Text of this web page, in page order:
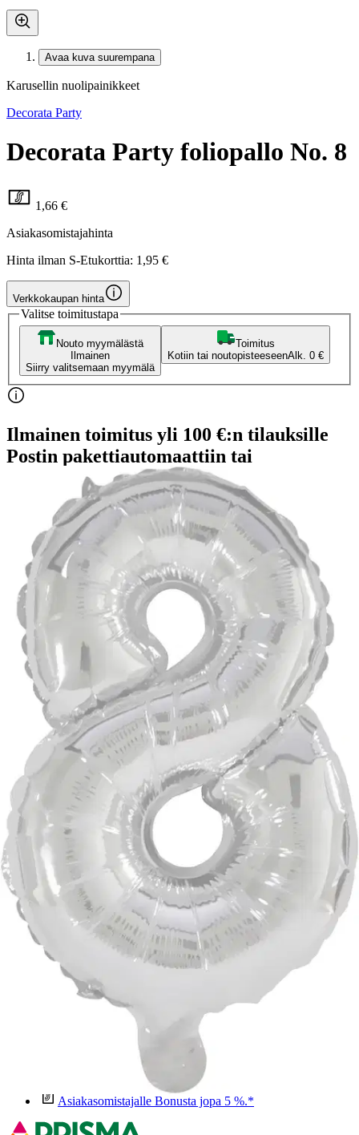
Avaa kuva suurempana
Karusellin nuolipainikkeet
Decorata Party
Decorata Party foliopallo No. 8
1,66 €
Asiakasomistajahinta
Hinta ilman S-Etukorttia: 1,95 €
Verkkokaupan hinta
Valitse toimitustapa
Nouto myymälästä
Ilmainen
Siirry valitsemaan myymälä
Toimitus
Kotiin tai noutopisteeseenAlk. 0 €
Ilmainen toimitus yli 100 €:n tilauksille
Postin pakettiautomaattiin tai
palvelupisteeseen!
Etu ei koske Suuri‑lisäpalvelulla toimitettavia tuotteita.
Tarkista myymäläsaatavuus
Tuotekuvaus
Hieno, puhallettava folionumeropallo, jonka korkeus on noin 33 cm.
Ilmalla täytettävä foliopallo kaikenlaisten juhlien koristeluun.
Pakkauksessa hopeanvärinen foliopallo sekä pilli puhaltamista
varten. Pallossa on ripustusreiät ja on helppo ripustaa juhlatilaan
narun avulla (naru ei sisälly pakkaukseen). Materiaali: polyamidi.
Ominaisuudet
Oletko tyytyväinen tuotetietoihin?
Ovatko tuotetiedot riittävät? Jos tuotetiedoissa on puutteita tai niitä
voisi muuten parantaa, anna palautetta.
Avautuu uuteen välilehteen
Ilmainen palautus 30 päivää.*
Nouto myymälästä ilman toimituskuluja.
Asiakasomistajalle Bonusta jopa 5 %.*